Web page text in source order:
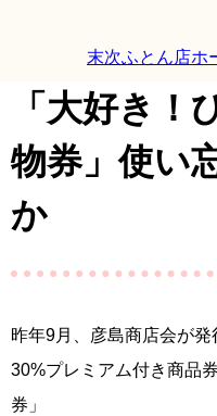
末次ふとん店ホ
「大好き！
物券」使い
か
昨年9月、彦島商店会が発
30%プレミアム付き商品
券」